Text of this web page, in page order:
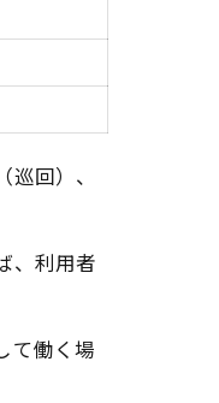
回）、
、利用者
て働く場